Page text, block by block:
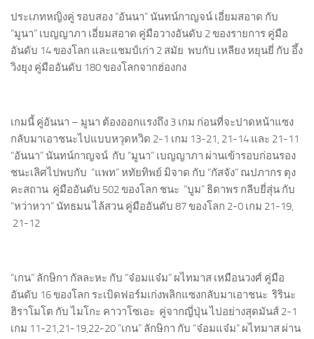
ประเภทหญิงคู่ รอบสอง “อันนา” นันทน์กาญจน์ เอี่ยมสอาด กับ
“มูนา” เบญญาภา เอี่ยมสอาด คู่มือวางอันดับ 2 ของรายการ คู่มือ
อันดับ 14 ของโลก และแชมป์เก่า 2 สมัย พบกับ เหลียง หยุนยี่ กับ อึ้ง
วิงยุง คู่มืออันดับ 180 ของโลกจากฮ่องกง
เกมนี้ คู่อันนา – มูนา ต้องออกแรงถึง 3 เกม ก่อนที่จะปาดหน้าแซง
กลับมาเอาชนะไปแบบหวุดหวิด 2-1 เกม 13-21, 21-14 และ 21-11
“อันนา” นันทน์กาญจน์ กับ “มูนา” เบญญาภา ผ่านเข้ารอบก่อนรอง
ชนะเลิศไปพบกับ “แพท” หทัยทิพย์ มิจาด กับ “กัสจัง” ณปภากร ตุง
คะสถาน คู่มืออันดับ 502 ของโลก ชนะ “บูม” ธิดาพร กลีบยี่สุ่น กับ
“หว่าหวา” นัทธมน ไล้สวน คู่มืออันดับ 87 ของโลก 2-0 เกม 21-19,
21-12
“เกน” ลักษิกา กัลละหะ กับ “จ๋อมแจ๋ม” ผไทมาส เหมือนวงศ์ คู่มือ
อันดับ 16 ของโลก ระเบิดฟอร์มเก่งพลิกแซงกลับมาเอาชนะ ริรินะ
ฮิราโมโต กับ ไมโกะ คาวาโซเอะ คู่จากญี่ปุ่น ไปอย่างสุดมันส์ 2-1
เกม 11-21,21-19,22-20 “เกน” ลักษิกา กับ “จ๋อมแจ๋ม” ผไทมาส ผ่าน